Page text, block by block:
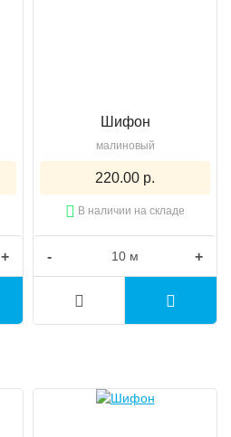
+
Шифон
малиновый
220.00 р.
В наличии на складе
- +